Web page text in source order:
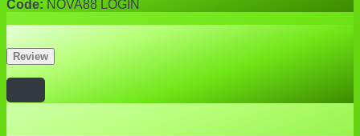
Code: NOVA88 LOGIN
Review